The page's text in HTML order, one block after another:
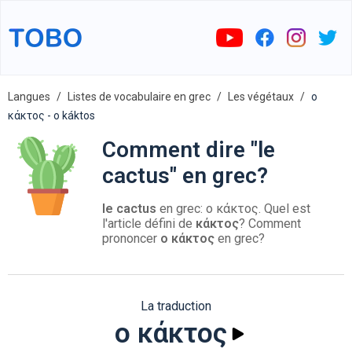
Langues Listes de vocabulaire en grec Les végétaux
ο
κάκτος - o káktos
Comment dire "le
cactus" en grec?
le cactus en grec: ο κάκτος. Quel est
l'article défini de κάκτος? Comment
prononcer ο κάκτος en grec?
La traduction
ο κάκτος